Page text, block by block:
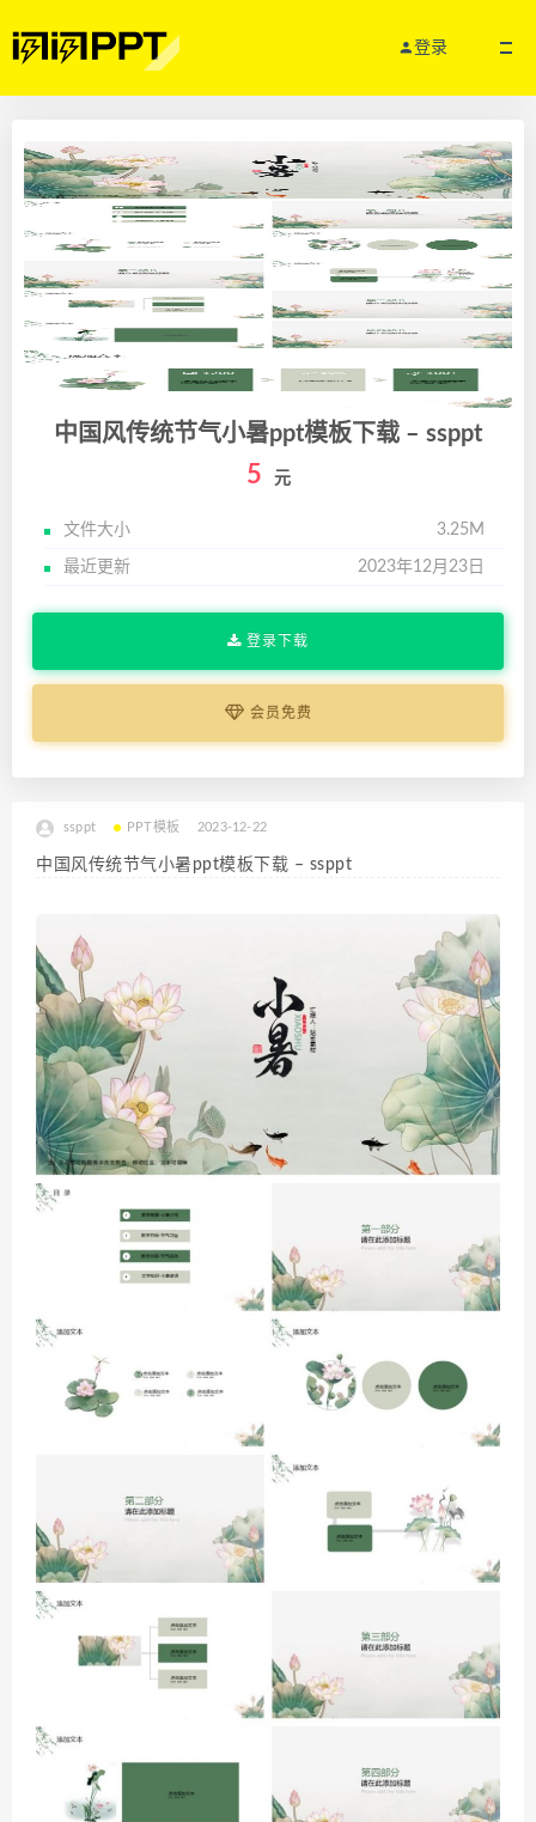
登录
中国风传统节气小暑ppt模板下载 – ssppt
5 元
文件大小 3.25M
最近更新 2023年12月23日
登录下载
会员免费
ssppt PPT模板 2023-12-22
中国风传统节气小暑ppt模板下载 – ssppt